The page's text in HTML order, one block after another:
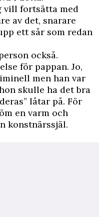
vill fortsätta med
av det, snarare
ett sår som redan
också.
för pappan. Jo,
men han var
skulle ha det bra
låtar på. För
en varm och
konstnärssjäl.